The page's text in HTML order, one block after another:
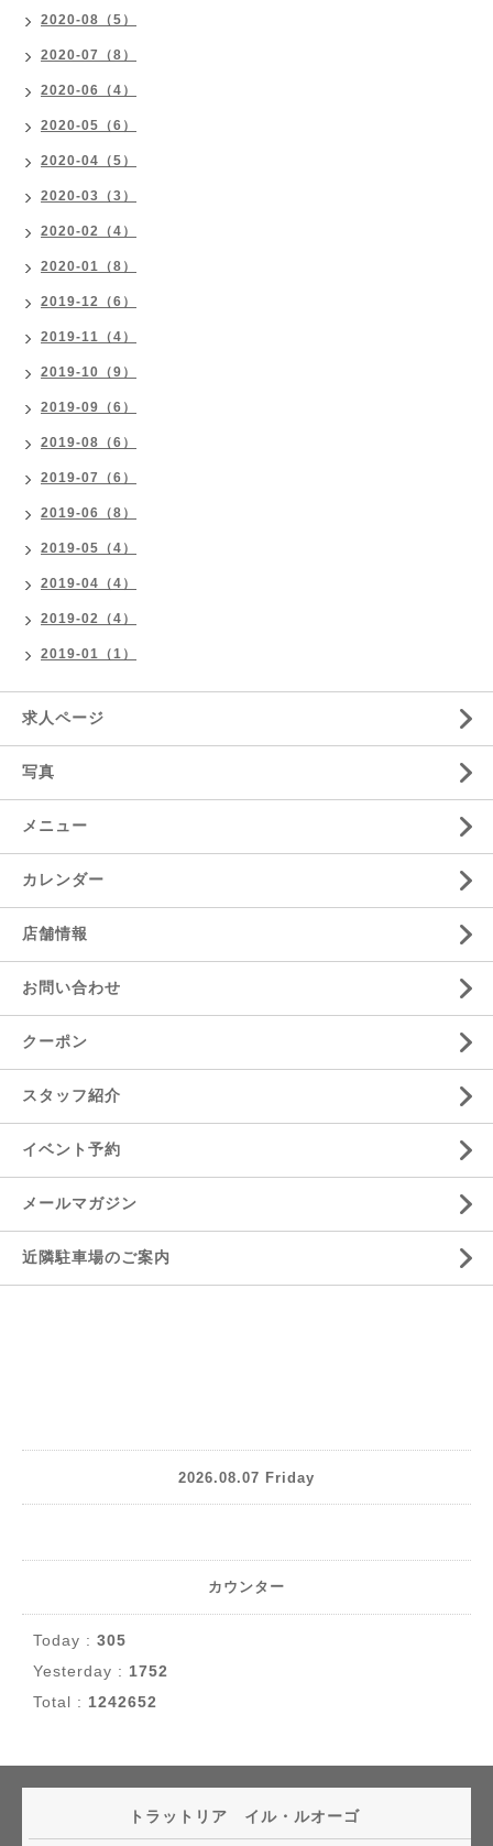
2020-08（5）
2020-07（8）
2020-06（4）
2020-05（6）
2020-04（5）
2020-03（3）
2020-02（4）
2020-01（8）
2019-12（6）
2019-11（4）
2019-10（9）
2019-09（6）
2019-08（6）
2019-07（6）
2019-06（8）
2019-05（4）
2019-04（4）
2019-02（4）
2019-01（1）
求人ページ
写真
メニュー
カレンダー
店舗情報
お問い合わせ
クーポン
スタッフ紹介
イベント予約
メールマガジン
近隣駐車場のご案内
2026.08.07 Friday
カウンター
Today : 305
Yesterday : 1752
Total : 1242652
トラットリア イル・ルオーゴ